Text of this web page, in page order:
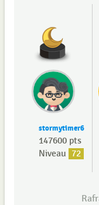
stormytimer6
147600 pts
Niveau 72